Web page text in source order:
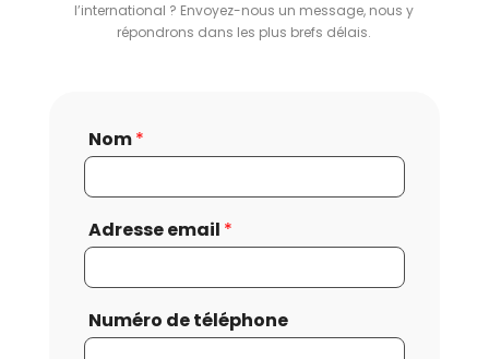
l’international ? Envoyez-nous un message, nous y
répondrons dans les plus brefs délais.
Nom*
Adresse email *
Numéro de téléphone